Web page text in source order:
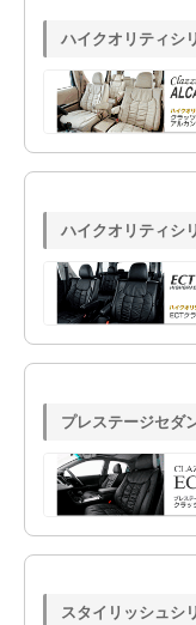
ハイクオリティシ
ハイクオリティシ
プレステージセダ
スタイリッシュシ